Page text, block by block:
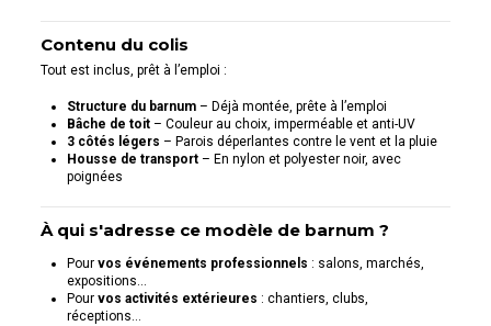
Contenu du colis
Tout est inclus, prêt à l’emploi :
Structure du barnum – Déjà montée, prête à l’emploi
Bâche de toit – Couleur au choix, imperméable et anti-UV
3 côtés légers – Parois déperlantes contre le vent et la pluie
Housse de transport – En nylon et polyester noir, avec
poignées
À qui s'adresse ce modèle de barnum ?
Pourvos événements professionnels : salons, marchés,
expositions…
Pourvos activités extérieures : chantiers, clubs,
réceptions…